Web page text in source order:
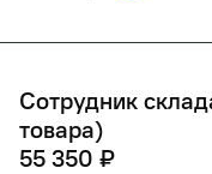
Сотрудник
товара)
55 350 ₽